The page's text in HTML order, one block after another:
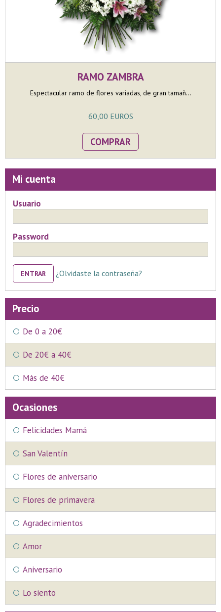
RAMO ZAMBRA
Espectacular ramo de flores variadas, de gran tamañ...
60,00 EUROS
COMPRAR
Mi cuenta
Usuario
Password
ENTRAR ¿Olvidaste la contraseña?
Precio
De 0 a 20€
De 20€ a 40€
Más de 40€
Ocasiones
Felicidades Mamá
San Valentín
Flores de aniversario
Flores de primavera
Agradecimientos
Amor
Aniversario
Lo siento